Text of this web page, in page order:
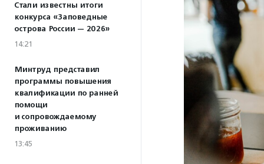
Стали известны итоги
конкурса «Заповедные
острова России — 2026»
14:21
Минтруд представил
программы повышения
квалификации по ранней
помощи
и сопровождаемому
проживанию
13:45